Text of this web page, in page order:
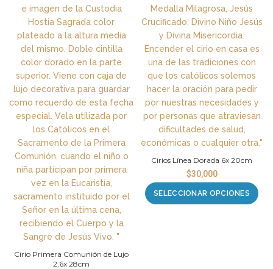
Cirio Primera Comunión de Lujo
2,6x 28cm
Cirios Línea Dorada 6x 20cm
$30,000
SELECCIONAR OPCIONES